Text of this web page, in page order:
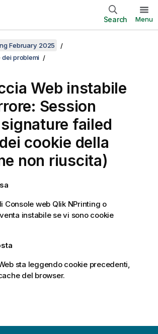
Search Menu
February 2025
dei problemi
Web instabile
Session
failed
cookie della
non riuscita)
Console web Qlik NPrinting o
instabile se vi sono cookie
sta leggendo cookie precedenti,
del browser.